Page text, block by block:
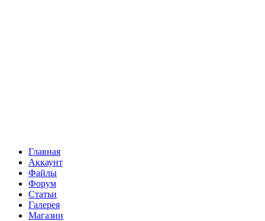
Главная
Аккаунт
Файлы
Форум
Статьи
Галерея
Магазин